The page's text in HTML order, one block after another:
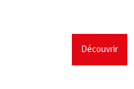
Découvrir